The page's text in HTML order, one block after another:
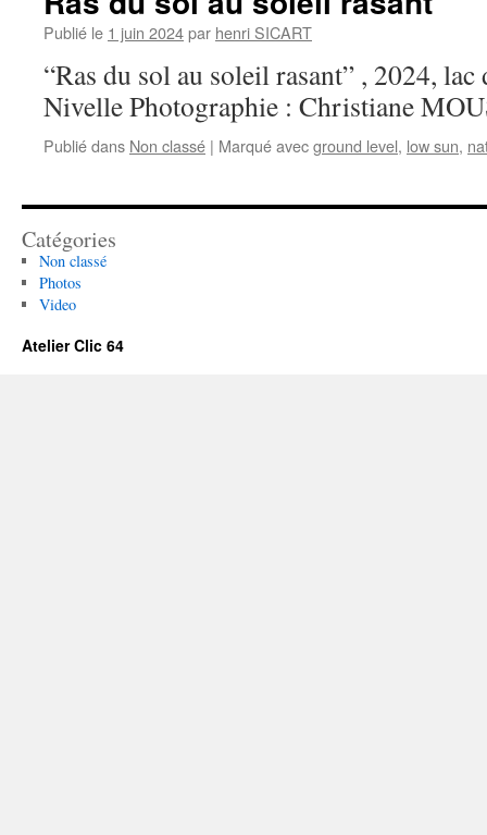
Publié le 1 juin 2024par henri SICART
“Ras du sol au soleil rasant” , 2024, lac
Nivelle Photographie : Christiane
Publié dans Non classé | Marqué avecground level, low sun,
Catégories
Non classé
Photos
Video
Atelier Clic 64